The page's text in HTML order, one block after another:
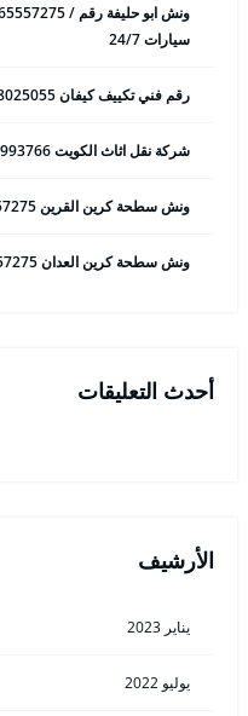
سيارات 24/7
رقم فني تكييف كيفان 98025055 فني تكييف مركزي 24 ساعة
شركة نقل اثاث الكويت 50993766 هاف لوري وانيت نقل عفش
ونش سطحة كرين القرين 65557275 ونش سحب وانقاذ سيارات
ونش سطحة كرين العدان 65557275 ونش سحب وانقاذ سيارات
أحدث التعليقات
الأرشيف
يناير 2023
يوليو 2022